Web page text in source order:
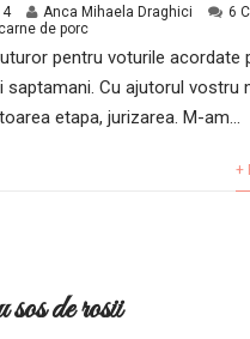
Anca Mihaela Draghici
6
de porc
pentru voturile acordate
saptamani. Cu ajutorul vostru
etapa, jurizarea. M-am...
+
de rosii